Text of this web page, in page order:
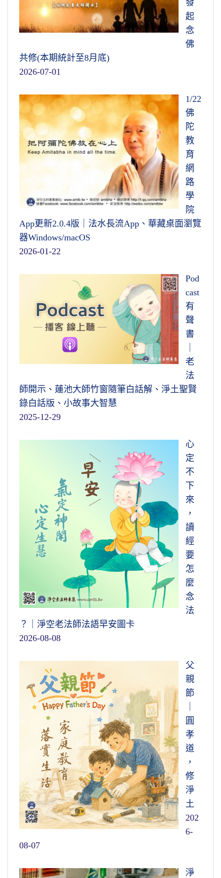
發
起
念
佛
共修(本期統計至8月底)
2026-07-01
1/22
佛
陀
教
育
網
路
學
院
App更新2.0.4版｜法水長流App、華藏桌面瀏覽
器Windows/macOS
2026-01-22
Pod
cast
有
聲
書
老
法
師開示、蓮池大師竹窗隨筆白話解、淨土聖賢
錄白話版、小故事大智慧
2025-12-29
心
定
不
下
來
，
讀
經
要
怎
麼
念
法
？｜淨空老法師法語早安圖卡
2026-08-08
父
親
節
圓
孝
道
，
修
淨
土
202
6-
08-07
淨